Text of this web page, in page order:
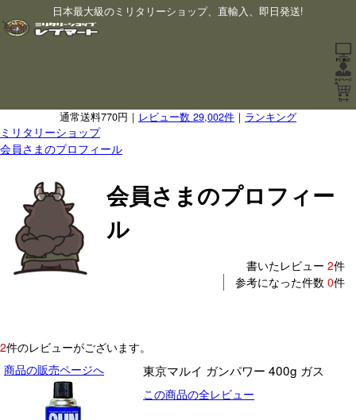
日本最大級のミリタリーショップ、直輸入、即日発送!
通常送料770円｜ レビュー数 29,002件 ｜ ランキング
ミリタリーショップ
会員さまのプロフィール
会員さまのプロフィー
ル
書いたレビュー 2件
参考になった件数 0件
2件のレビューがございます。
商品の販売ページへ
東京マルイ ガンパワー 400g ガス
この商品の全レビュー